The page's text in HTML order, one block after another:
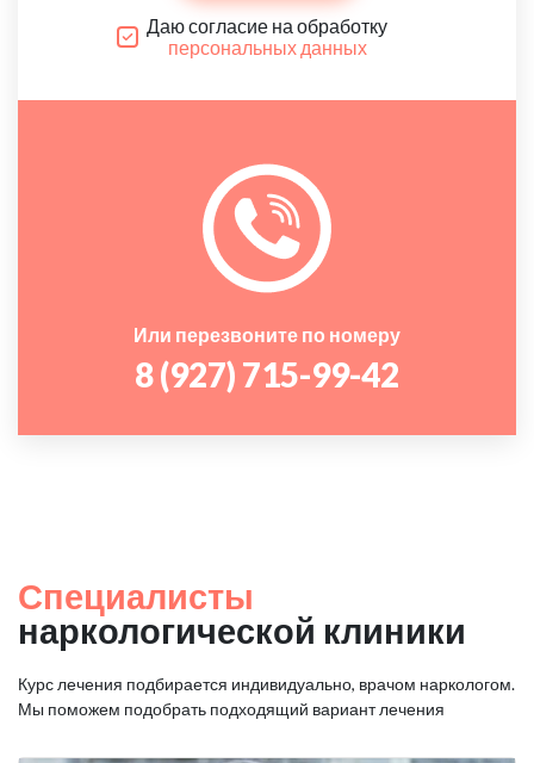
Даю согласие на обработку
персональных данных
Или перезвоните по номеру
8 (927) 715-99-42
Специалисты
наркологической клиники
Курс лечения подбирается индивидуально, врачом наркологом.
Мы поможем подобрать подходящий вариант лечения